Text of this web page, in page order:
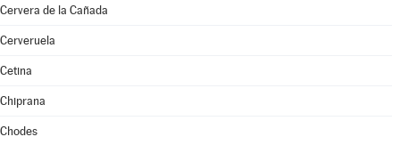
Cervera de la Cañada
Cerveruela
Cetina
Chiprana
Chodes